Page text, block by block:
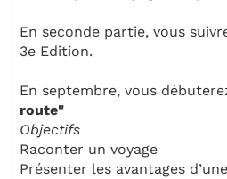
En seconde partie, vous
3e Edition.
En septembre, vous
route"
Objectifs
Raconter un voyage
Présenter les avantages